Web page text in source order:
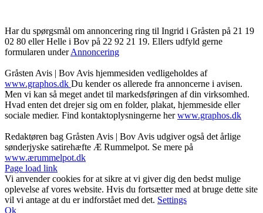
Har du spørgsmål om annoncering ring til Ingrid i Gråsten på 21 19
02 80 ‬eller Helle i Bov på 22 92 21 19‬. Ellers udfyld gerne
formularen underAnnoncering
Gråsten Avis | Bov Avis hjemmesiden vedligeholdes af
www.graphos.dk Du kender os allerede fra annoncerne i avisen.
Men vi kan så meget andet til markedsføringen af din virksomhed.
Hvad enten det drejer sig om en folder, plakat, hjemmeside eller
sociale medier. Find kontaktoplysningerne herwww.graphos.dk
Redaktøren bag Gråsten Avis | Bov Avis udgiver også det årlige
sønderjyske satirehæfte Æ Rummelpot. Se mere på
www.ærummelpot.dk
Facebook
Facebook
Facebook
Facebook
Instagram
Instagram
Instagram
LinkedIn
Page load link
Vi anvender cookies for at sikre at vi giver dig den bedst mulige
oplevelse af vores website. Hvis du fortsætter med at bruge dette site
vil vi antage at du er indforstået med det. Settings
Ok